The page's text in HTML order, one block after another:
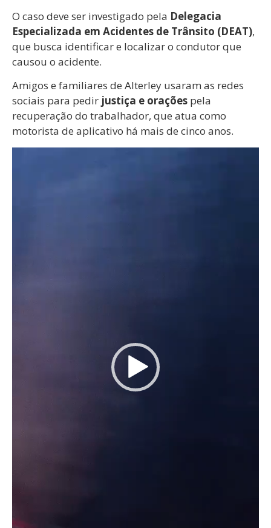
O caso deve ser investigado pela Delegacia
Especializada em Acidentes de Trânsito (DEAT),
que busca identificar e localizar o condutor que
causou o acidente.
Amigos e familiares de Alterley usaram as redes
sociais para pedir justiça e orações pela
recuperação do trabalhador, que atua como
motorista de aplicativo há mais de cinco anos.